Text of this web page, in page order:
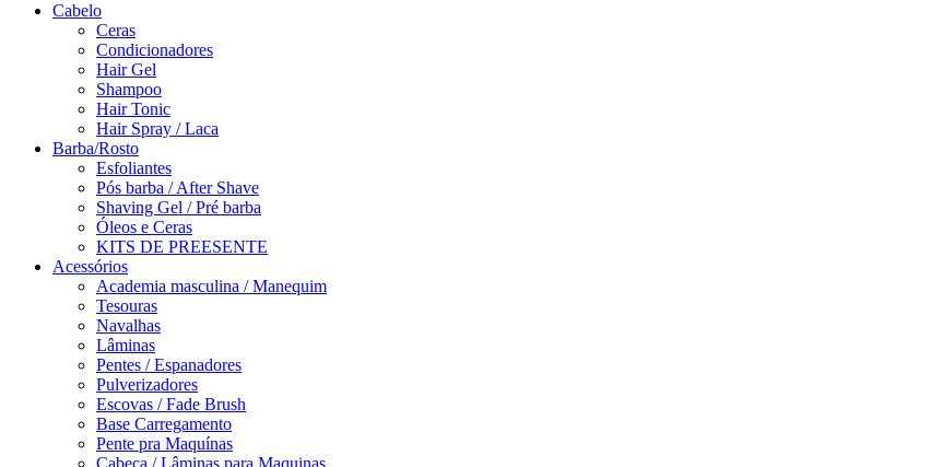
Cabelo
Ceras
Condicionadores
Hair Gel
Shampoo
Hair Tonic
Hair Spray / Laca
Barba/Rosto
Esfoliantes
Pós barba / After Shave
Shaving Gel / Pré barba
Óleos e Ceras
KITS DE PREESENTE
Acessórios
Academia masculina / Manequim
Tesouras
Navalhas
Lâminas
Pentes / Espanadores
Pulverizadores
Escovas / Fade Brush
Base Carregamento
Pente pra Maquínas
Cabeça / Lâminas para Maquinas